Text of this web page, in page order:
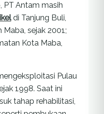
PT Antam masih
di Tanjung Buli,
sejak 2001;
Kota Maba,
Pulau
1998. Saat ini
tahap rehabilitasi,